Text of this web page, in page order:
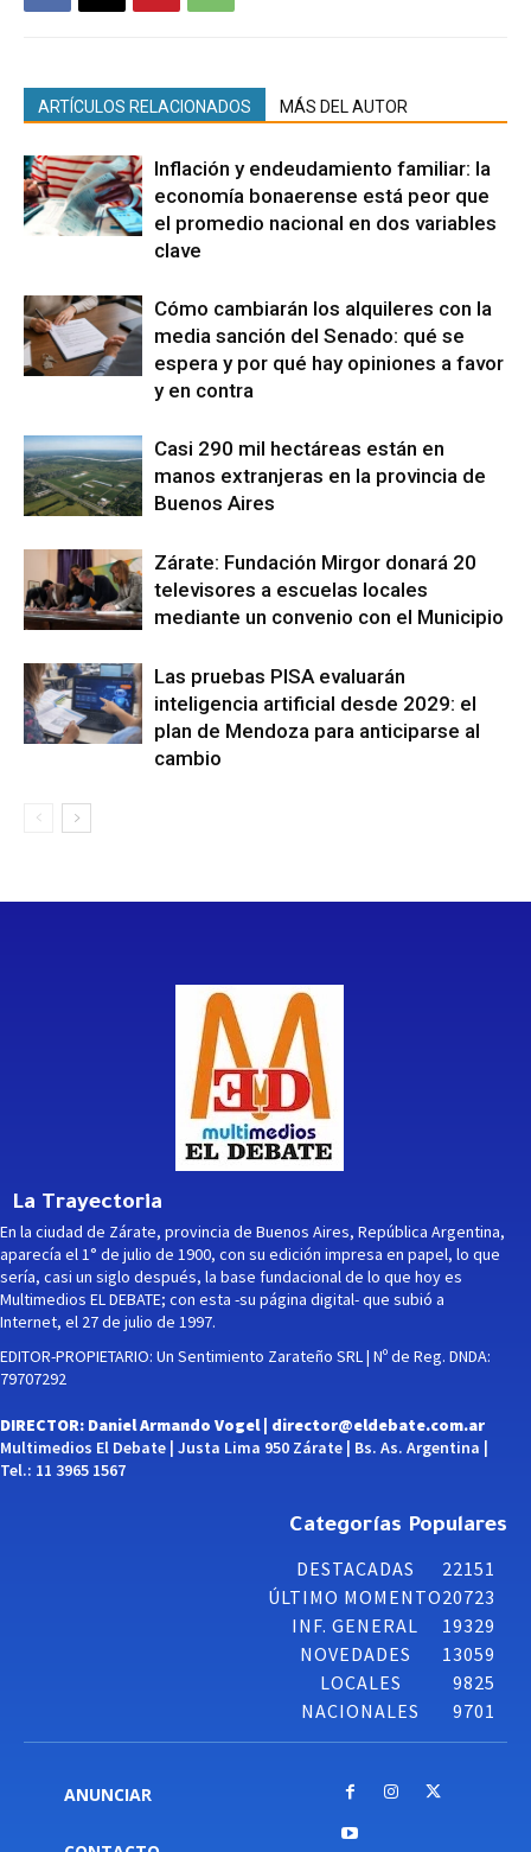
ARTÍCULOS RELACIONADOS MÁS DEL AUTOR
Inflación y endeudamiento familiar: la
economía bonaerense está peor que
el promedio nacional en dos variables
clave
Cómo cambiarán los alquileres con la
media sanción del Senado: qué se
espera y por qué hay opiniones a favor
y en contra
Casi 290 mil hectáreas están en
manos extranjeras en la provincia de
Buenos Aires
Zárate: Fundación Mirgor donará 20
televisores a escuelas locales
mediante un convenio con el Municipio
Las pruebas PISA evaluarán
inteligencia artificial desde 2029: el
plan de Mendoza para anticiparse al
cambio
La Trayectoria
En la ciudad de Zárate, provincia de Buenos Aires, República Argentina,
aparecía el 1° de julio de 1900, con su edición impresa en papel, lo que
sería, casi un siglo después, la base fundacional de lo que hoy es
Multimedios EL DEBATE; con esta -su página digital- que subió a
Internet, el 27 de julio de 1997.
EDITOR-PROPIETARIO: Un Sentimiento Zarateño SRL | Nº de Reg. DNDA:
79707292
DIRECTOR: Daniel Armando Vogel | director@eldebate.com.ar
Multimedios El Debate | Justa Lima 950 Zárate | Bs. As. Argentina |
Tel.: 11 3965 1567
Categorías Populares
DESTACADAS
22151
ÚLTIMO MOMENTO20723
INF. GENERAL
19329
NOVEDADES
13059
LOCALES
9825
NACIONALES
9701
ANUNCIAR